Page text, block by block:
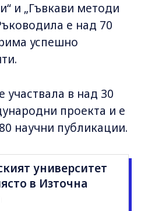
и „Гъвкави методи
е над 70
успешно
участвала в над 30
проекта и е
научни публикации.
университет
в Източна